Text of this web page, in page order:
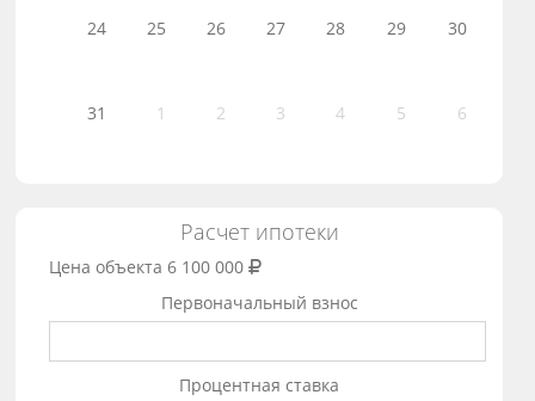
24 25 26 27 28 29 30
31 1 2 3 4 5 6
Расчет ипотеки
Цена объекта 6 100 000
Первоначальный взнос
Процентная ставка